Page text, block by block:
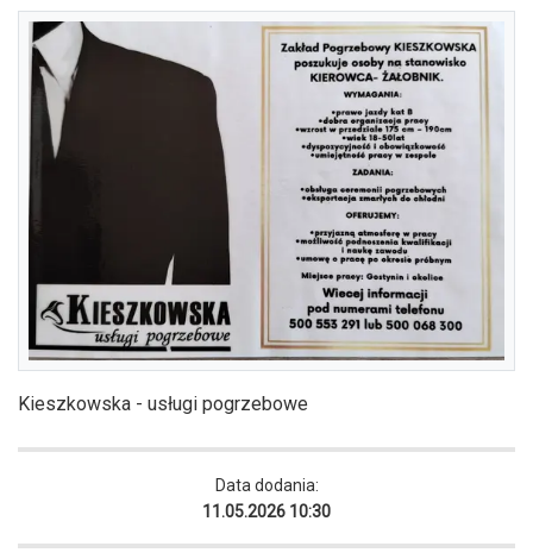
Kieszkowska - usługi pogrzebowe
Data dodania:
11.05.2026 10:30